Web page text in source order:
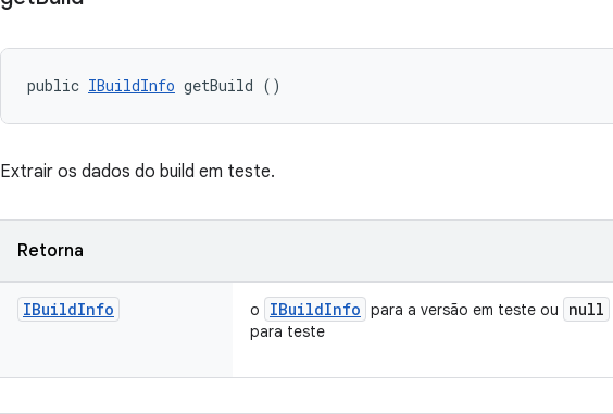
public IBuildInfo getBuild ()
Extrair os dados do build em teste.
Retorna
IBuildInfo o IBuildInfo para a versão em teste ou null
para teste